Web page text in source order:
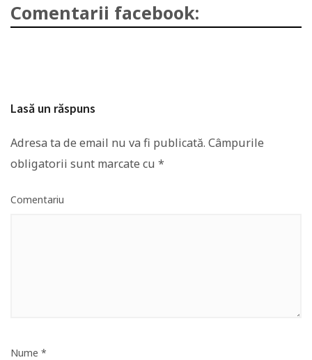
Comentarii facebook:
Lasă un răspuns
Adresa ta de email nu va fi publicată. Câmpurile
obligatorii sunt marcate cu *
Comentariu
Nume *